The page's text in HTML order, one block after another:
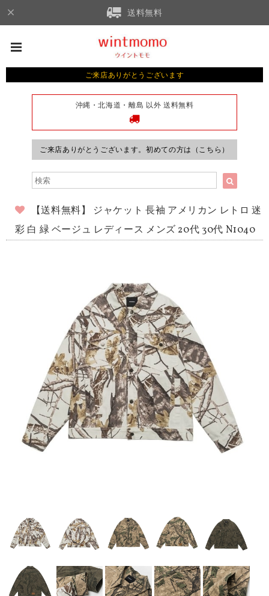
送料無料
ご来店ありがとうございます
沖縄・北海道・離島 以外 送料無料
ご来店ありがとうございます。初めての方は（こちら）
【送料無料】 ジャケット 長袖 アメリカン レトロ 迷
彩 白 緑 ベージュ レディース メンズ 20代 30代 N1040